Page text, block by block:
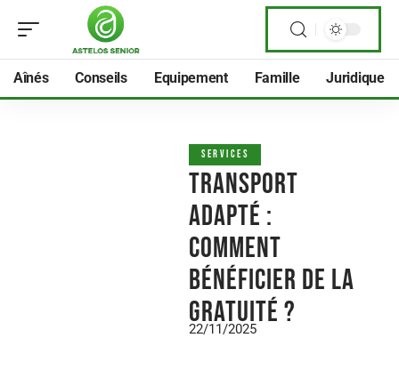
Aînés Conseils Equipement Famille Juridique
SERVICES
Transport
adapté :
Comment
bénéficier de la
gratuité ?
22/11/2025